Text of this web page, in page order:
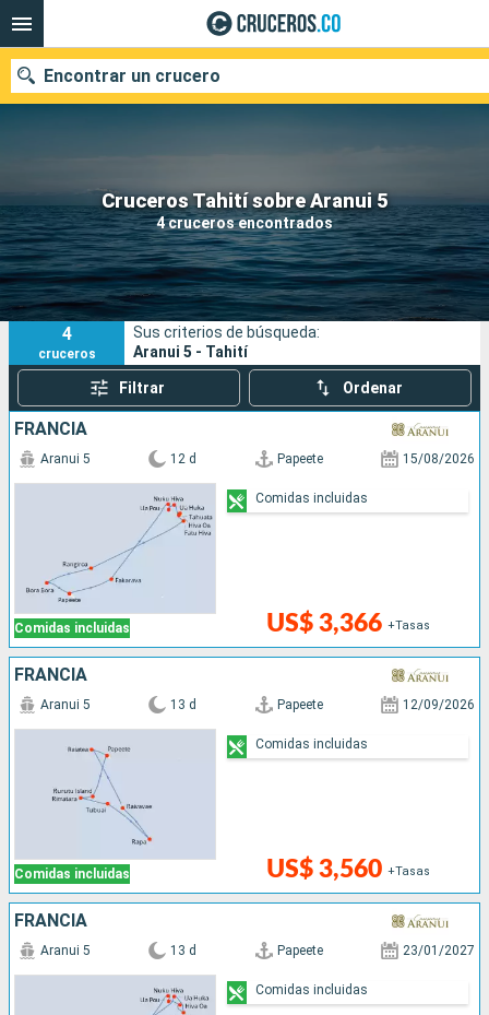
Cruceros Tahití sobre Aranui 5
4 cruceros encontrados
Encontrar un crucero
Fecha de salida
Buscar
4
cruceros
Sus criterios de búsqueda:
Aranui 5 - Tahití
Filtrar Ordenar
FRANCIA
Comidas incluidas
Aranui 5 12 d Papeete 15/08/2026
US$ 3,366 +Tasas
Comidas incluidas
FRANCIA
Comidas incluidas
Aranui 5 13 d Papeete 12/09/2026
US$ 3,560 +Tasas
Comidas incluidas
FRANCIA
Aranui 5 13 d Papeete 23/01/2027
Comidas incluidas